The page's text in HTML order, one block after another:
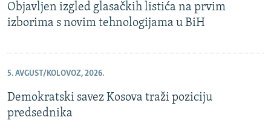
Objavljen izgled glasačkih listića na prvim
izborima s novim tehnologijama u BiH
5. AVGUST/KOLOVOZ, 2026.
Demokratski savez Kosova traži poziciju
predsednika